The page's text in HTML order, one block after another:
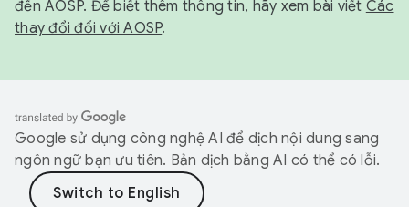
đến AOSP. Để biết thêm thông tin, hãy xem bài viết Các
thay đổi đối với AOSP.
Google sử dụng công nghệ AI để dịch nội dung sang
ngôn ngữ bạn ưu tiên. Bản dịch bằng AI có thể có lỗi.